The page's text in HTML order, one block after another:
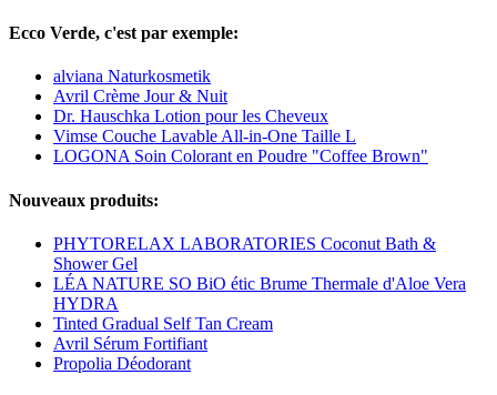
Ecco Verde, c'est par exemple:
alviana Naturkosmetik
Avril Crème Jour & Nuit
Dr. Hauschka Lotion pour les Cheveux
Vimse Couche Lavable All-in-One Taille L
LOGONA Soin Colorant en Poudre "Coffee Brown"
Nouveaux produits:
PHYTORELAX LABORATORIES Coconut Bath &
Shower Gel
LÉA NATURE SO BiO étic Brume Thermale d'Aloe Vera
HYDRA
Tinted Gradual Self Tan Cream
Avril Sérum Fortifiant
Propolia Déodorant